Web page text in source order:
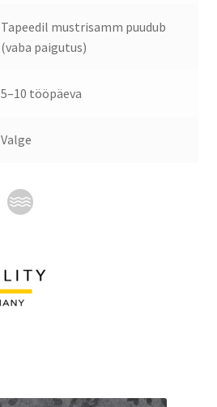
Tapeedil mustrisamm puudub
(vaba paigutus)
5–10 tööpäeva
Valge